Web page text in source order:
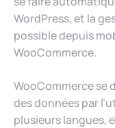
WordPress, et la
possible depuis
WooCommerce.
WooCommerce se
des données par
plusieurs langues,